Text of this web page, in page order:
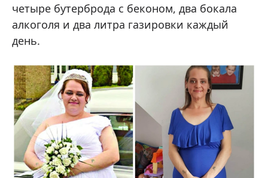
четыре бутерброда с беконом, два бокала
алкоголя и два литра газировки каждый
день.